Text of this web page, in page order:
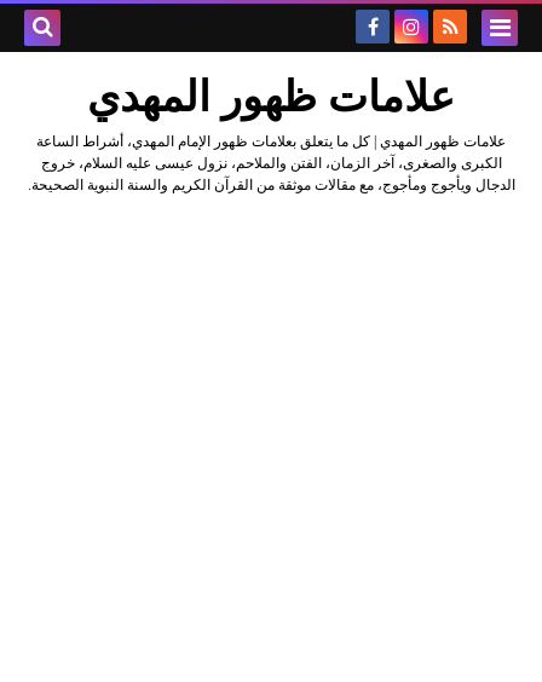
علامات ظهور المهدي
علامات ظهور المهدي | كل ما يتعلق بعلامات ظهور الإمام المهدي، أشراط الساعة
الكبرى والصغرى، آخر الزمان، الفتن والملاحم، نزول عيسى عليه السلام، خروج
الدجال ويأجوج ومأجوج، مع مقالات موثقة من القرآن الكريم والسنة النبوية الصحيحة.